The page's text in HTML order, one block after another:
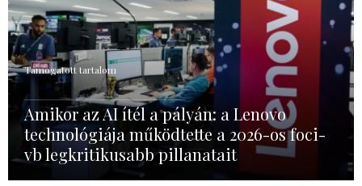
Támogatott tartalom
Amikor az AI ítél a pályán: a Lenovo
technológiája működtette a 2026-os foci-
vb legkritikusabb pillanatait